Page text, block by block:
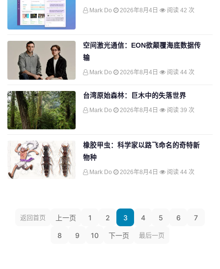
Mark Do 2026年8月4日 阅读 42 次
空间激光通信：EON欲颠覆海底数据传
输
Mark Do 2026年8月4日 阅读 44 次
台湾原始森林：巨木中的失落世界
Mark Do 2026年8月4日 阅读 39 次
橡胶甲虫：科学家以路飞命名的奇特新
物种
Mark Do 2026年8月4日 阅读 44 次
返回首页 上一页 1 2 3 4 5 6 7
8 9 10 下一页 最后一页